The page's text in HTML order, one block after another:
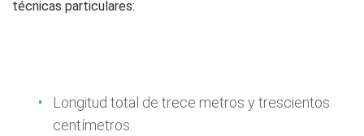
técnicas particulares:
Longitud total de trece metros y trescientos
centímetros.